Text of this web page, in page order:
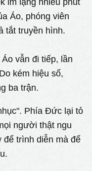
Áo, phóng viên
tắt truyền hình.
vẫn đi tiếp, lần
kém hiệu số,
ba trận.
Phía Đức lại tỏ
người thật ngu
để trình diễn mà để